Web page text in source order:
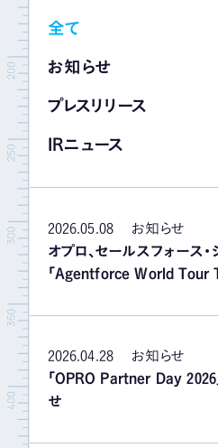
パートナー
サポート
イベント＆セミナー
IR情報
採用情報
お問い合わせ
全て
お知らせ
プレスリリース
IRニュース
2026.05.08
お知らせ
オプロ、セールスフォース
「Agentforce World Tour
2026.04.28
お知らせ
「OPRO Partner Day 2026
せ